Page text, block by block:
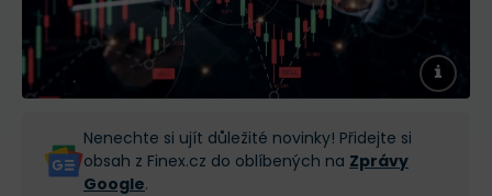
Nenechte si ujít důležité novinky! Přidejte si
obsah z Finex.cz do oblíbených na Zprávy
Google.